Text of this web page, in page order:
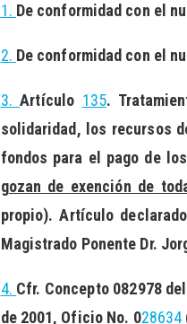
1. De conformidad con el
2. De conformidad con el
3.Artículo 135.
solidaridad, los recursos
fondos para el pago de
gozan de exención de
propio). Artículo
Magistrado Ponente Dr.
4. Cfr. Concepto 082978
de 2001, Oficio No. 028634